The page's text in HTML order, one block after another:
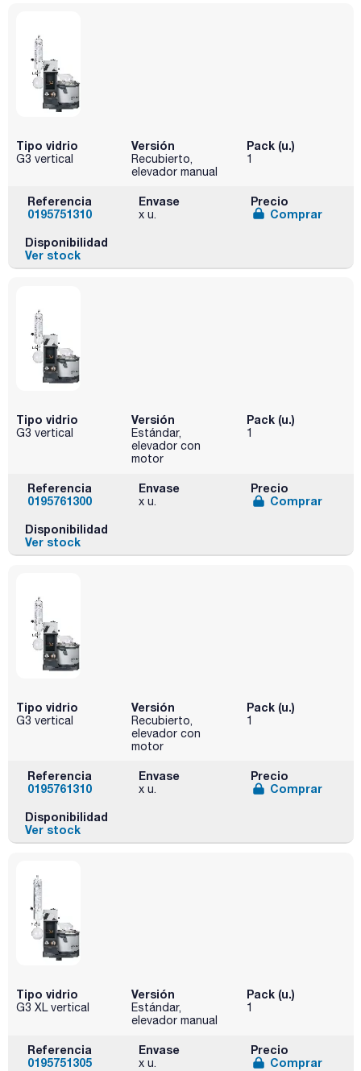
Tipo vidrio
G3 vertical
Versión
Recubierto,
elevador manual
Pack (u.)
1
Referencia
0195751310
Envase
x u.
Precio
Comprar
Disponibilidad
Ver stock
Tipo vidrio
G3 vertical
Versión
Estándar,
elevador con
motor
Pack (u.)
1
Referencia
0195761300
Envase
x u.
Precio
Comprar
Disponibilidad
Ver stock
Tipo vidrio
G3 vertical
Versión
Recubierto,
elevador con
motor
Pack (u.)
1
Referencia
0195761310
Envase
x u.
Precio
Comprar
Disponibilidad
Ver stock
Tipo vidrio
G3 XL vertical
Versión
Estándar,
elevador manual
Pack (u.)
1
Referencia
0195751305
Envase
x u.
Precio
Comprar